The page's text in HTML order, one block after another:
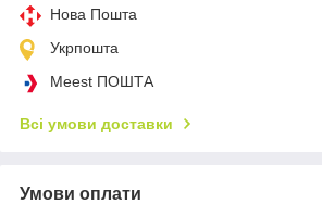
Нова Пошта
Укрпошта
Meest ПОШТА
Всі умови доставки
Умови оплати